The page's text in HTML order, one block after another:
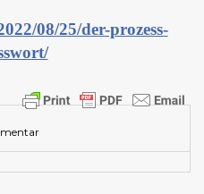
08/25/der-prozess-